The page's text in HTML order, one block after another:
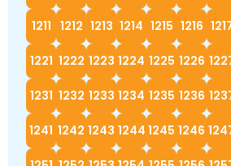
1211 1212 1213 1214 1215 1216
1221 1222 1223 1224 1225 1226
1231 1232 1233 1234 1235 1236
1241 1242 1243 1244 1245 1246